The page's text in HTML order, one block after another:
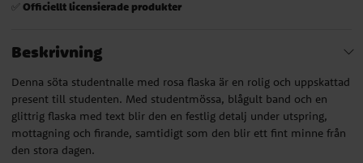
✅ Officiellt licensierade produkter
Beskrivning
Denna söta studentnalle med rosa flaska är en rolig och uppskattad
present till studenten. Med studentmössa, blågult band och en
glittrig flaska med text blir den en festlig detalj under utspring,
mottagning och firande, samtidigt som den blir ett fint minne från
den stora dagen.